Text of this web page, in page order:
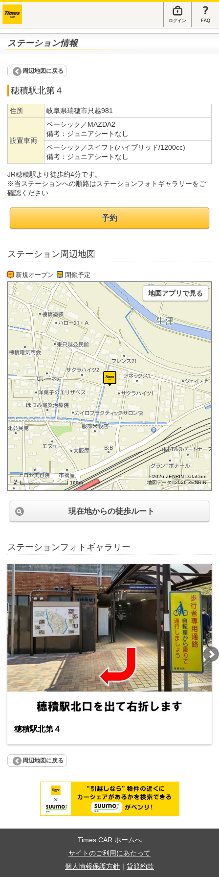
ログイン FAQ
ステーション情報
周辺地図に戻る
穂積駅北第４
住所 岐阜県瑞穂市只越981
設置車両
ベーシック／MAZDA2
備考： ジュニアシートなし
ベーシック／スイフト(ハイブリッド/1200cc)
備考： ジュニアシートなし
JR穂積駅より徒歩約4分です。
※当ステーションへの順路はステーションフォトギャラリーをご
確認ください
予約
ステーション周辺地図
新規オープン 閉鎖予定
100m
©2026 ZENRIN DataCom
地図データ©2026 ZENRIN
地図アプリで見る
現在地からの徒歩ルート
ステーションフォトギャラリー
穂積駅北第４
周辺地図に戻る
Times CAR ホームへ
サイトのご利用にあたって
個人情報保護方針
貸渡約款